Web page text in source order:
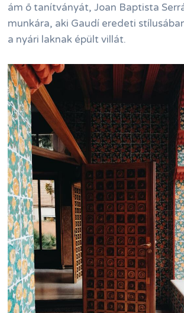
ám ő tanítványát, Joan Baptista
munkára, aki Gaudí eredeti
a nyári laknak épült villát.